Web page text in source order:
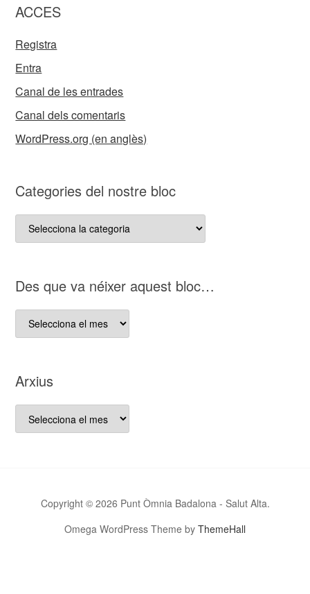
ACCES
Registra
Entra
Canal de les entrades
Canal dels comentaris
WordPress.org (en anglès)
Categories del nostre bloc
Categories
del
D es que va néixer aquest bloc…
D es
que
aquest
bloc…
Arxius
Arxius
Copyright © 2026 Punt Òmnia Badalona - Salut Alta.
Omega WordPress Theme by ThemeHall